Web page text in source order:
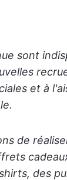
sont
et à
de
des